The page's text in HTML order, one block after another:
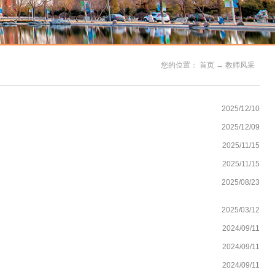
您的位置： 首页 → 教师风采
2025/12/10
2025/12/09
2025/11/15
2025/11/15
2025/08/23
2025/03/12
2024/09/11
2024/09/11
2024/09/11